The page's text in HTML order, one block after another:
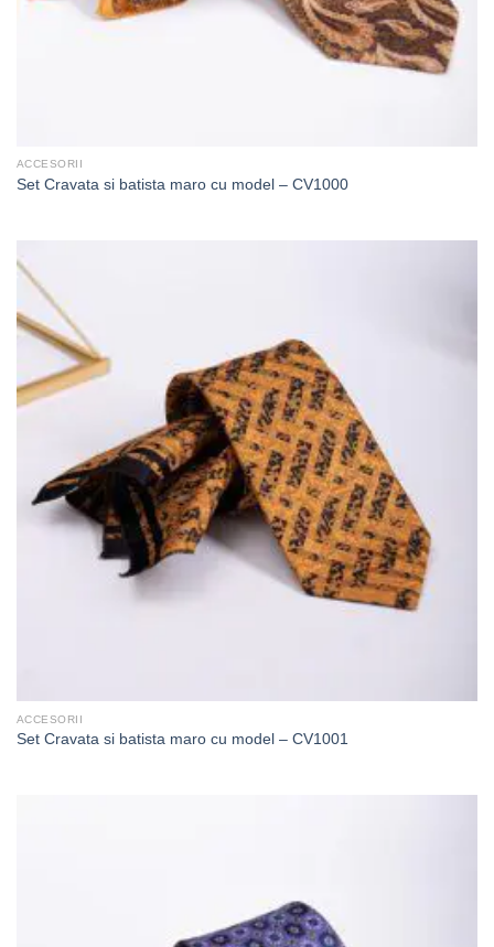
ACCESORII
Set Cravata si batista maro cu model – CV1000
ACCESORII
Set Cravata si batista maro cu model – CV1001